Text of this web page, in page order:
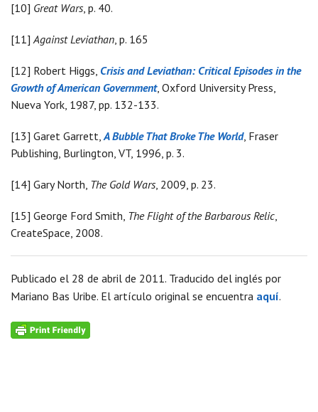
[10] Great Wars, p. 40.
[11]Against Leviathan, p. 165
[12] Robert Higgs, Crisis and Leviathan: Critical Episodes in the
Growth of American Government, Oxford University Press,
Nueva York, 1987, pp. 132-133.
[13] Garet Garrett,A Bubble That Broke The World, Fraser
Publishing, Burlington, VT, 1996, p. 3.
[14] Gary North, The Gold Wars, 2009, p. 23.
[15] George Ford Smith, The Flight of the Barbarous Relic,
CreateSpace, 2008.
Publicado el 28 de abril de 2011. Traducido del inglés por
Mariano Bas Uribe. El artículo original se encuentra aquí.